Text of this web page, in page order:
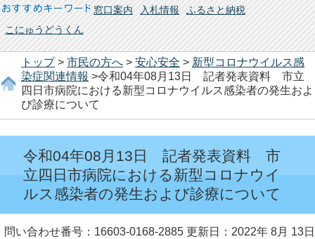
おすすめキーワード 窓口案内 入札情報
ふるさと納税
こにゅうどうくん
トップ> 市民の方へ > 安心安全 > 新型コロナウイルス感
染症関連情報 >令和04年08月13日 記者発表資料 市立
四日市病院における新型コロナウイルス感染者の発生およ
び診療について
令和04年08月13日 記者発表資料 市
立四日市病院における新型コロナウイ
ルス感染者の発生および診療について
問い合わせ番号：16603-0168-2885 更新日：2022年 8月 13日